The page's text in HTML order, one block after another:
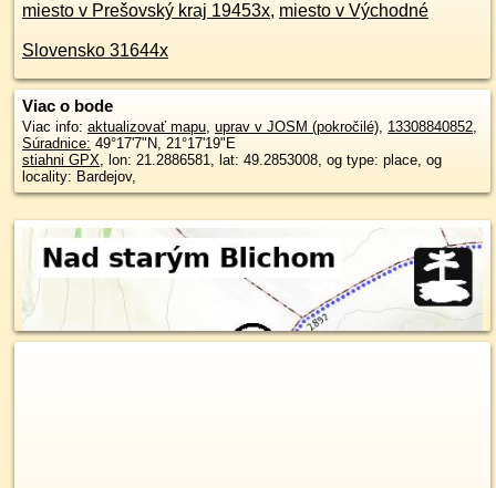
miesto v Prešovský kraj 19453x, miesto v Východné
Slovensko 31644x
Viac o bode
Viac info: aktualizovať mapu, uprav v JOSM (pokročilé), 13308840852,
Súradnice: 49°17'7"N, 21°17'19"E
stiahni GPX, lon: 21.2886581, lat: 49.2853008, og type: place, og
locality: Bardejov,